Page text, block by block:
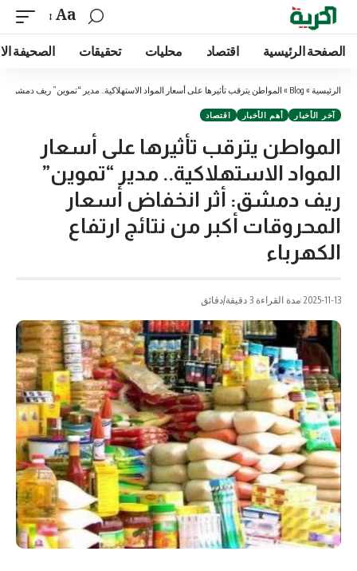
Aa
الصفحة الرئيسية اقتصاد محليات تحقيقات الصحيفة
الرئيسية »
Blog
» المواطن يترقب تأثيرها على أسعار المواد الاستهلاكية.. مدير “تموين” ريف دمشق:
آخر الأخبار أهم الأخبار اقتصاد
المواطن يترقب تأثيرها على أسعار
المواد الاستهلاكية.. مدير “تموين”
ريف دمشق: أثر انخفاض أسعار
المحروقات أكبر من نتائج ارتفاع
الكهرباء
2025-11-13 مدة القراءة 3 دقيقة/دقائق